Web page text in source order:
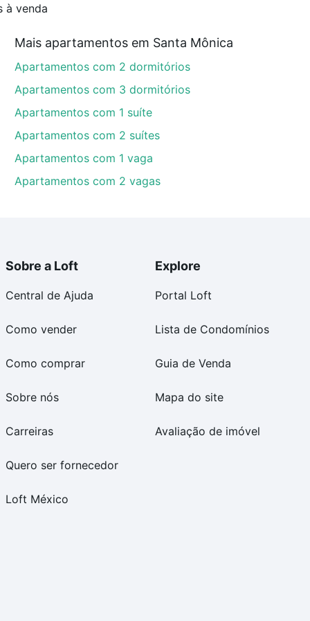
à venda
Mais apartamentos em Santa Mônica
Apartamentos com 2 dormitórios
Apartamentos com 3 dormitórios
Apartamentos com 1 suíte
Apartamentos com 2 suítes
Apartamentos com 1 vaga
Apartamentos com 2 vagas
Sobre a Loft
Central de Ajuda
Como vender
Como comprar
Sobre nós
Carreiras
Quero ser fornecedor
Loft México
Explore
Portal Loft
Lista de Condomínios
Guia de Venda
Mapa do site
Avaliação de imóvel